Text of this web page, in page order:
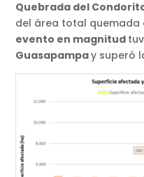
Quebrada del
del área total quemada
evento en magnitud
Guasapampay superó